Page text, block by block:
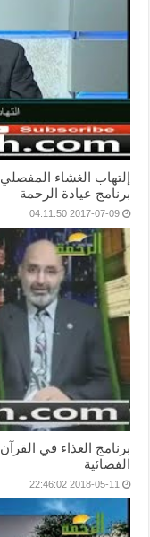
إلتهاب الغشاء
برنامج عيادة الرحمة
2017-07-09 04:11:50
برنامج الغذاء في
الفضائية
2018-05-11 22:46:02